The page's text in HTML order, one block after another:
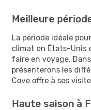
Meilleure
La période idéale
climat en États-Unis
faire en voyage.
présenterons les
Cove offre à ses
Haute saison à